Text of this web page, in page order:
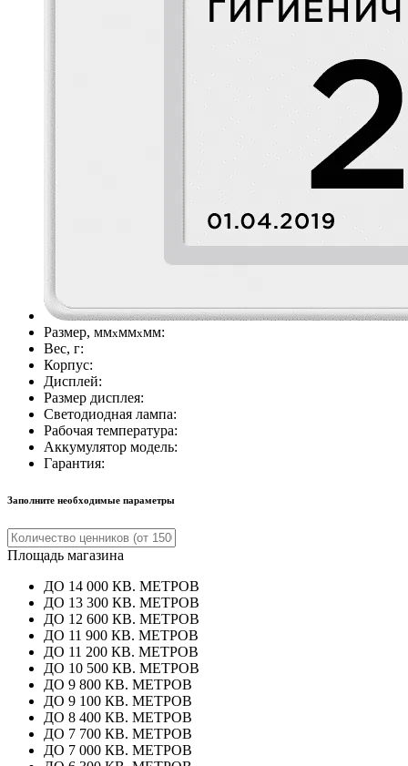
Размер, ммхммxмм:
Вес, г:
Корпус:
Дисплей:
Размер дисплея:
Светодиодная лампа:
Рабочая температура:
Аккумулятор модель:
Гарантия:
Заполните необходимые параметры
Площадь магазина
ДО 14 000 КВ. МЕТРОВ
ДО 13 300 КВ. МЕТРОВ
ДО 12 600 КВ. МЕТРОВ
ДО 11 900 КВ. МЕТРОВ
ДО 11 200 КВ. МЕТРОВ
ДО 10 500 КВ. МЕТРОВ
ДО 9 800 КВ. МЕТРОВ
ДО 9 100 КВ. МЕТРОВ
ДО 8 400 КВ. МЕТРОВ
ДО 7 700 КВ. МЕТРОВ
ДО 7 000 КВ. МЕТРОВ